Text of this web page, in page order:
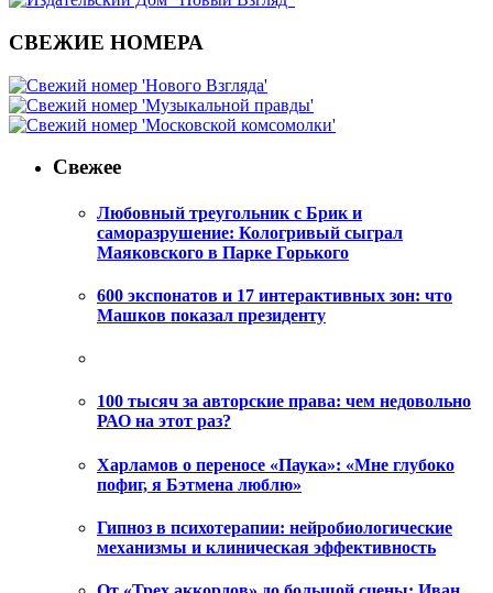
СВЕЖИЕ НОМЕРА
Свежее
Любовный треугольник с Брик и
саморазрушение: Кологривый сыграл
Маяковского в Парке Горького
600 экспонатов и 17 интерактивных зон: что
Машков показал президенту
100 тысяч за авторские права: чем недовольно
РАО на этот раз?
Харламов о переносе «Паука»: «Мне глубоко
пофиг, я Бэтмена люблю»
Гипноз в психотерапии: нейробиологические
механизмы и клиническая эффективность